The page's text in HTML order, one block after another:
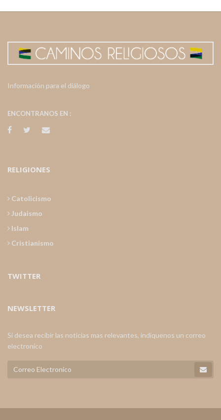
Información para el diálogo
ENCONTRANOS EN :
RELIGIONES
Catolicismo
Judaismo
Islam
Cristianismo
TWITTER
NEWSLETTER
Si desea recibir las noticias mas relevantes, indiquenos un correo
electronico